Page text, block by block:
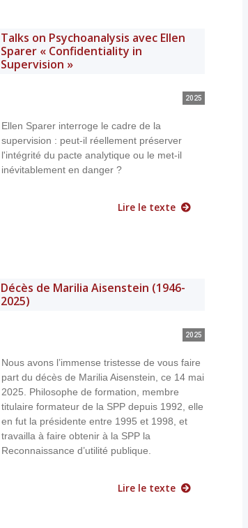
Talks on Psychoanalysis avec Ellen
Sparer « Confidentiality in
Supervision »
2025
Ellen Sparer interroge le cadre de la
supervision : peut-il réellement préserver
l'intégrité du pacte analytique ou le met-il
inévitablement en danger ?
Lire le texte
Décès de Marilia Aisenstein (1946-
2025)
2025
Nous avons l’immense tristesse de vous faire
part du décès de Marilia Aisenstein, ce 14 mai
2025. Philosophe de formation, membre
titulaire formateur de la SPP depuis 1992, elle
en fut la présidente entre 1995 et 1998, et
travailla à faire obtenir à la SPP la
Reconnaissance d’utilité publique.
Lire le texte